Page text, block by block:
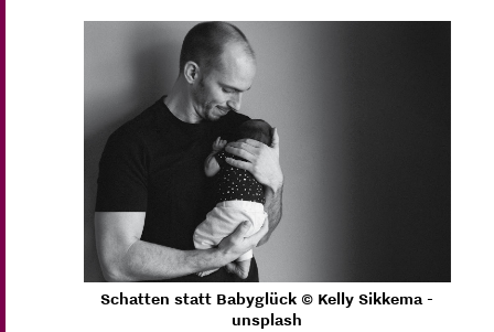
Schatten statt Babyglück © Kelly Sikkema -
unsplash